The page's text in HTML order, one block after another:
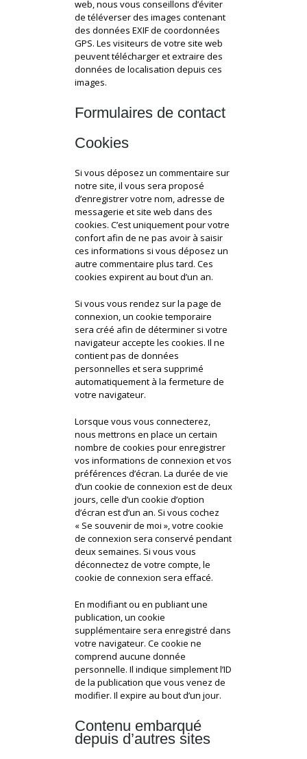
web, nous vous conseillons d’éviter
de téléverser des images contenant
des données EXIF de coordonnées
GPS. Les visiteurs de votre site web
peuvent télécharger et extraire des
données de localisation depuis ces
images.
Formulaires de contact
Cookies
Si vous déposez un commentaire sur
notre site, il vous sera proposé
d’enregistrer votre nom, adresse de
messagerie et site web dans des
cookies. C’est uniquement pour votre
confort afin de ne pas avoir à saisir
ces informations si vous déposez un
autre commentaire plus tard. Ces
cookies expirent au bout d’un an.
Si vous vous rendez sur la page de
connexion, un cookie temporaire
sera créé afin de déterminer si votre
navigateur accepte les cookies. Il ne
contient pas de données
personnelles et sera supprimé
automatiquement à la fermeture de
votre navigateur.
Lorsque vous vous connecterez,
nous mettrons en place un certain
nombre de cookies pour enregistrer
vos informations de connexion et vos
préférences d’écran. La durée de vie
d’un cookie de connexion est de deux
jours, celle d’un cookie d’option
d’écran est d’un an. Si vous cochez
« Se souvenir de moi », votre cookie
de connexion sera conservé pendant
deux semaines. Si vous vous
déconnectez de votre compte, le
cookie de connexion sera effacé.
En modifiant ou en publiant une
publication, un cookie
supplémentaire sera enregistré dans
votre navigateur. Ce cookie ne
comprend aucune donnée
personnelle. Il indique simplement l’ID
de la publication que vous venez de
modifier. Il expire au bout d’un jour.
Contenu embarqué
depuis d’autres sites